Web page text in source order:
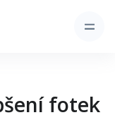
fotek